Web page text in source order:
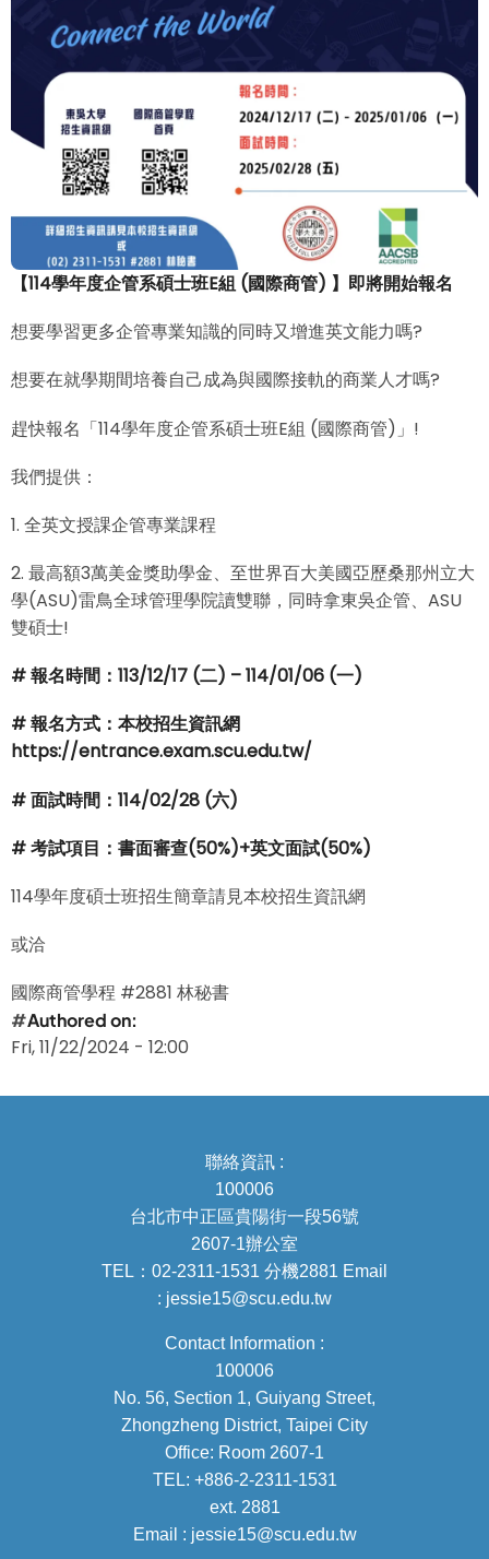
【114學年度企管系碩士班E組 (國際商管) 】即將開始報名
想要學習更多企管專業知識的同時又增進英文能力嗎?
想要在就學期間培養自己成為與國際接軌的商業人才嗎?
趕快報名「114學年度企管系碩士班E組 (國際商管)」!
我們提供：
1. 全英文授課企管專業課程
2. 最高額3萬美金獎助學金、至世界百大美國亞歷桑那州立大
學(ASU)雷鳥全球管理學院讀雙聯，同時拿東吳企管、ASU
雙碩士!
# 報名時間：113/12/17 (二) – 114/01/06 (一)
# 報名方式：本校招生資訊網
https://entrance.exam.scu.edu.tw/
# 面試時間：114/02/28 (六)
# 考試項目：書面審查(50%)+英文面試(50%)
114學年度碩士班招生簡章請見本校招生資訊網
或洽
國際商管學程 #2881 林秘書
Authored on
Fri, 11/22/2024 - 12:00
聯絡資訊 :
100006
台北市中正區貴陽街一段56號
2607-1辦公室
TEL：02-2311-1531 分機2881 Email
: jessie15@scu.edu.tw
Contact Information :
100006
No. 56, Section 1, Guiyang Street,
Zhongzheng District, Taipei City
Office: Room 2607-1
TEL: +886-2-2311-1531
ext. 2881
Email : jessie15@scu.edu.tw